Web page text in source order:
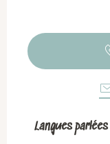
Langues parlées
Langues parlées